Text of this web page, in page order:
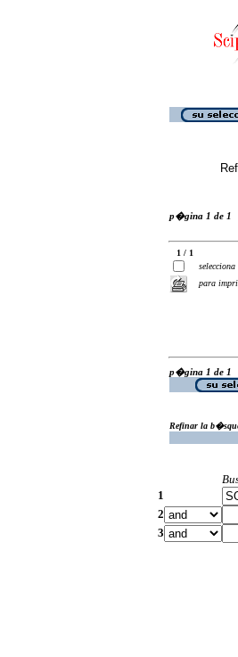
p�gina 1 de 1
1 / 1
selecciona
para
p�gina 1 de 1
Refinar la
1
2
3